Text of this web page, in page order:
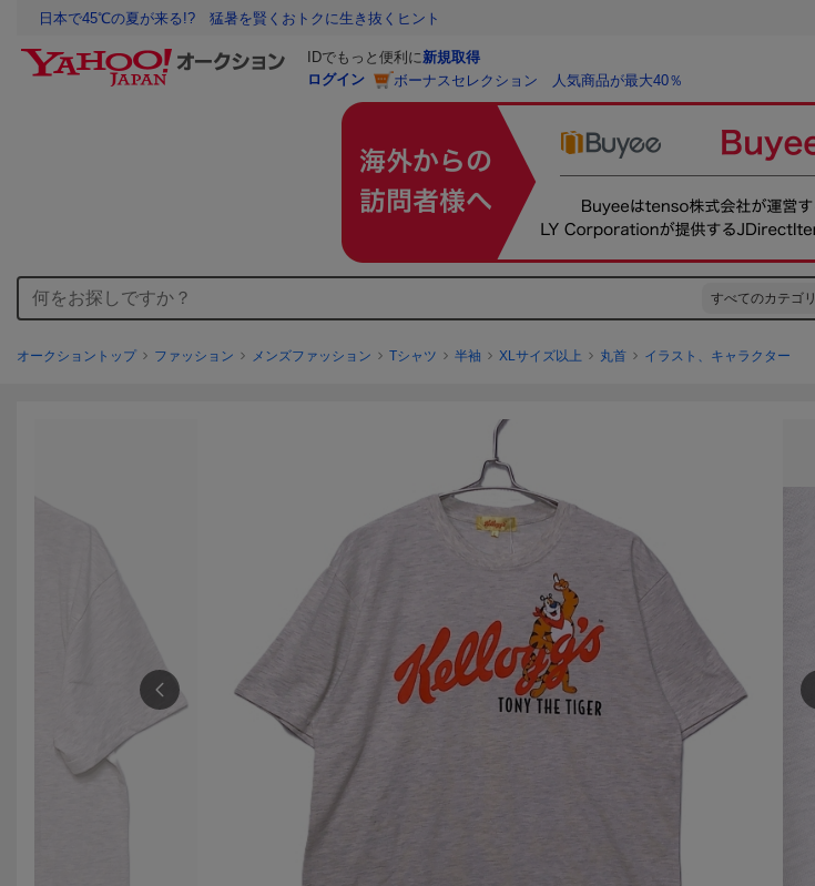
日本で45℃の夏が来る!? 猛暑を賢くおトクに生き抜くヒント
IDでもっと便利に新規取得
ログイン
ボーナスセレクション 人気商品が最大40％
すべてのカテゴリ
オークショントップ ファッション メンズファッション Tシャツ 半袖 XLサイズ以上 丸首 イラスト、キャラクター